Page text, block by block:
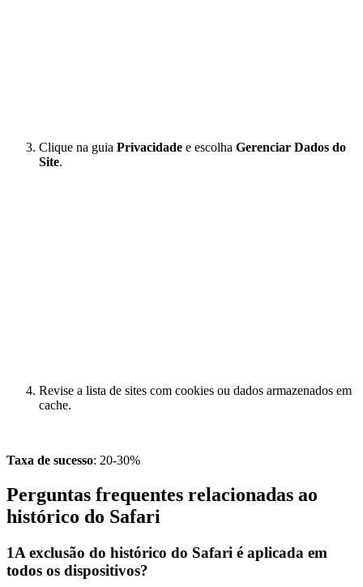
Clique na guia Privacidade e escolha Gerenciar Dados do
Site.
Revise a lista de sites com cookies ou dados armazenados em
cache.
Taxa de sucesso: 20-30%
Perguntas frequentes relacionadas ao
histórico do Safari
1A exclusão do histórico do Safari é aplicada em
todos os dispositivos?